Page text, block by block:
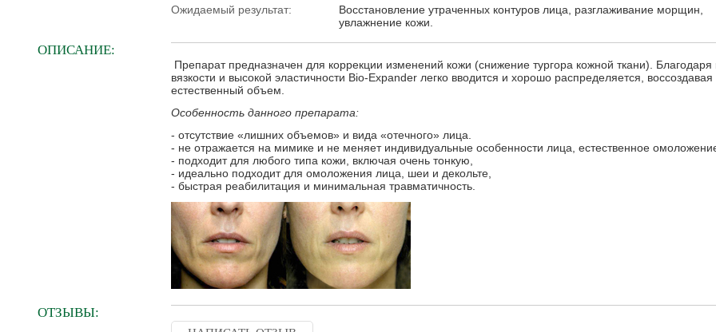
Ожидаемый результат:
Восстановление утраченных контуров лица, разглаживание морщин,
увлажнение кожи.
ОПИСАНИЕ:
Препарат предназначен для коррекции изменений кожи (снижение тургора кожной ткани). Благодаря
вязкости и высокой эластичности Bio-Expander легко вводится и хорошо распределяется, воссоздавая
естественный объем.
Особенность данного препарата:
- отсутствие «лишних объемов» и вида «отечного» лица.
- не отражается на мимике и не меняет индивидуальные особенности лица, естественное
- подходит для любого типа кожи, включая очень тонкую,
- идеально подходит для омоложения лица, шеи и декольте,
- быстрая реабилитация и минимальная травматичность.
ОТЗЫВЫ: